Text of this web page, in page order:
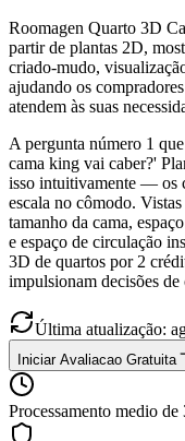
Roomagen Quarto 3D
partir de plantas 2D,
criado-mudo,
ajudando os
atendem às suas
A pergunta número 1
cama king vai caber?'
isso intuitivamente — os
escala no cômodo.
tamanho da cama,
e espaço de circulação
3D de quartos por 2
impulsionam decisões de
Última atualização:
Iniciar Avaliacao Gratuita
Processamento medio de